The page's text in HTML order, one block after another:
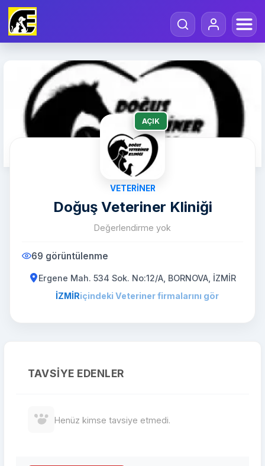
AÇIK
VETERINER
Doğuş Veteriner Kliniği
Değerlendirme yok
69 görüntülenme
Ergene Mah. 534 Sok. No:12/A, BORNOVA, İZMİR
İZMİRiçindeki Veteriner firmalarını gör
TAVSIYE EDENLER
Henüz kimse tavsiye etmedi.